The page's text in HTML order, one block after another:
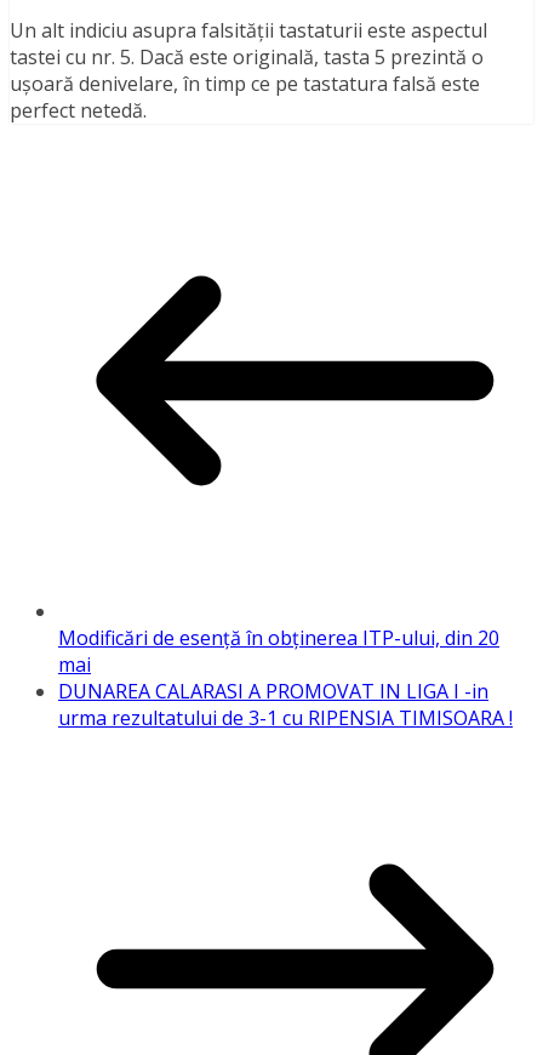
Un alt indiciu asupra falsității tastaturii este aspectul
tastei cu nr. 5. Dacă este originală, tasta 5 prezintă o
ușoară denivelare, în timp ce pe tastatura falsă este
perfect netedă.
Modificări de esenţă în obţinerea ITP-ului, din 20
mai
DUNAREA CALARASI A PROMOVAT IN LIGA I -in
urma rezultatului de 3-1 cu RIPENSIA TIMISOARA !